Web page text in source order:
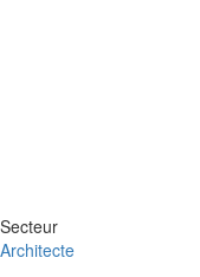
Secteur
Architecte